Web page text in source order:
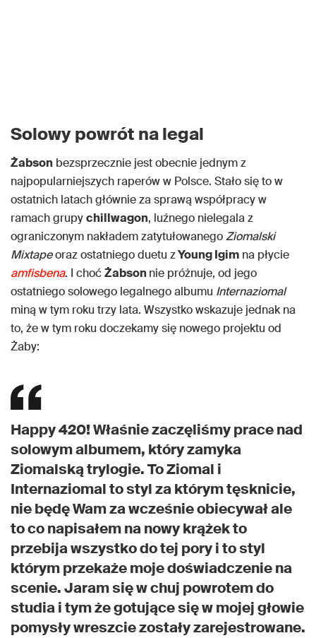
Solowy powrót na legal
Żabson bezsprzecznie jest obecnie jednym z
najpopularniejszych raperów w Polsce. Stało się to w
ostatnich latach głównie za sprawą współpracy w
ramach grupychillwagon, luźnego nielegala z
ograniczonym nakładem zatytułowanegoZiomalski
Mixtapeoraz ostatniego duetu zYoung Igim na płycie
amfisbena. I choćŻabsonnie próżnuje, od jego
ostatniego solowego legalnego albumu Internaziomal
miną w tym roku trzy lata. Wszystko wskazuje jednak na
to, że w tym roku doczekamy się nowego projektu od
Żaby:
Happy 420! Właśnie zaczęliśmy prace nad
solowym albumem, który zamyka
Ziomalską trylogie. To Ziomal i
Internaziomal to styl za którym tęsknicie,
nie będę Wam za wcześnie obiecywał ale
to co napisałem na nowy krążek to
przebija wszystko do tej pory i to styl
którym przekaże moje doświadczenie na
scenie. Jaram się w chuj powrotem do
studia i tym że gotujące się w mojej głowie
pomysły wreszcie zostały zarejestrowane.